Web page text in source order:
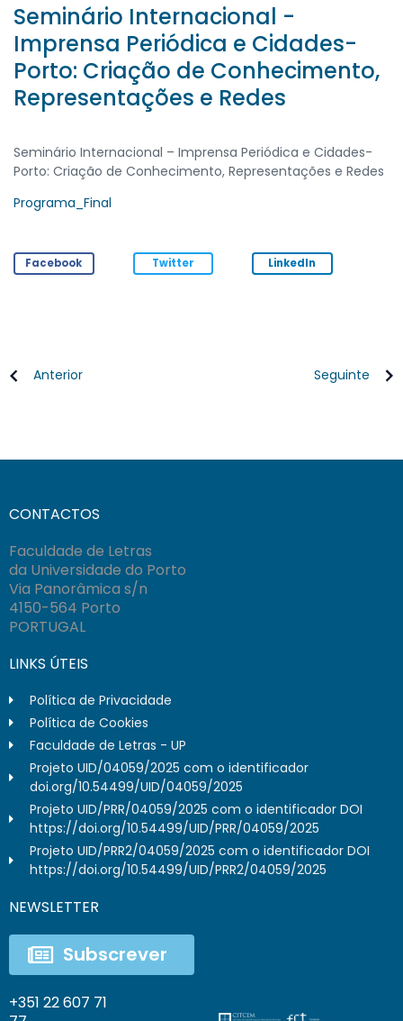
Seminário Internacional -
Imprensa Periódica e Cidades-
Porto: Criação de Conhecimento,
Representações e Redes
Seminário Internacional – Imprensa Periódica e Cidades-
Porto: Criação de Conhecimento, Representações e Redes
Programa_Final
Facebook Twitter LinkedIn
Anterior Seguinte
CONTACTOS
Faculdade de Letras
da Universidade do Porto
Via Panorâmica s/n
4150-564 Porto
PORTUGAL
LINKS ÚTEIS
Política de Privacidade
Política de Cookies
Faculdade de Letras - UP
Projeto UID/04059/2025 com o identificador
doi.org/10.54499/UID/04059/2025
Projeto UID/PRR/04059/2025 com o identificador DOI
https://doi.org/10.54499/UID/PRR/04059/2025
Projeto UID/PRR2/04059/2025 com o identificador DOI
https://doi.org/10.54499/UID/PRR2/04059/2025
NEWSLETTER
Subscrever
+351 22 607 71